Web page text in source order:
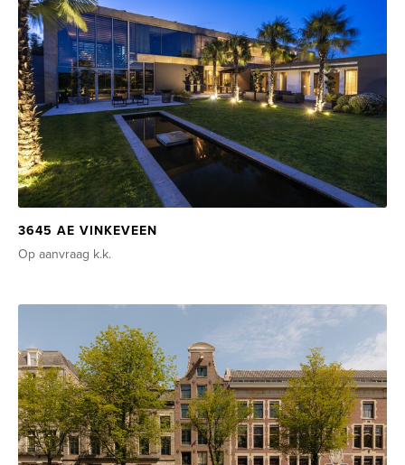
3645 AE VINKEVEEN
Op aanvraag k.k.